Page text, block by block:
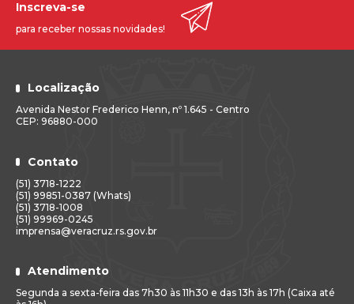
Localização
Avenida Nestor Frederico Henn, nº 1.645 - Centro
CEP: 96880-000
Contato
(51) 3718-1222
(51) 99851-0387 (Whats)
(51) 3718-1008
(51) 99969-0245
imprensa@veracruz.rs.gov.br
Atendimento
Segunda a sexta-feira das 7h30 às 11h30 e das 13h às 17h (Caixa até
Inscreva-se
para receber nossas novidades!